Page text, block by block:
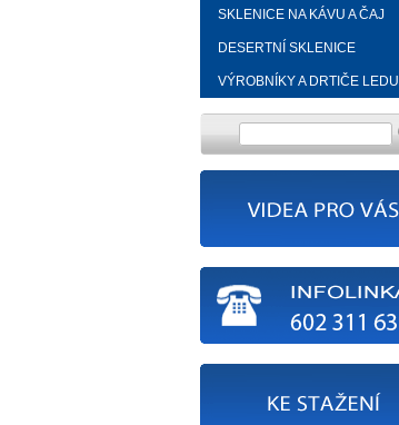
SKLENICE NA KÁVU A ČAJ
DESERTNÍ SKLENICE
VÝROBNÍKY A DRTIČE LEDU